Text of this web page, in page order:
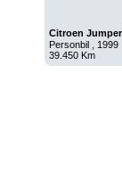
Citroen
Personbil , 1999
39.450 Km